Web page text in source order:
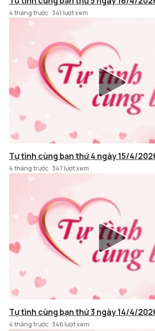
4 tháng trước 341 lượt xem
Tự tình cùng bạn thứ 4 ngày 15/4/
4 tháng trước 347 lượt xem
Tự tình cùng bạn thứ 3 ngày 14/4/
4 tháng trước 346 lượt xem